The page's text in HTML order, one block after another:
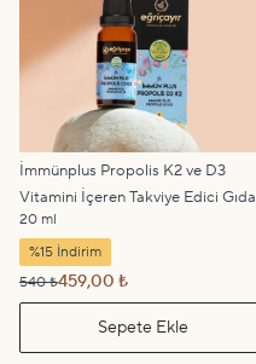
İmmünplus Propolis K2 ve D3
Vitamini İçeren Takviye Edici Gıda
20 ml
%15 İndirim
540 ₺459,00 ₺
Sepete Ekle